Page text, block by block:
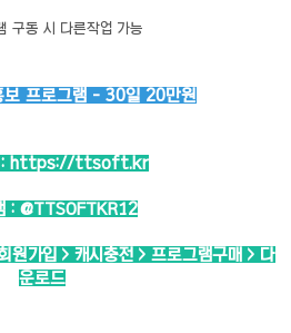
구동 시 다른작업 가능
보 프로그램 - 30일 20만원
https://ttsoft.kr
: @TTSOFTKR12
원가입 > 캐시충전 > 프로그램구매 > 다
운로드